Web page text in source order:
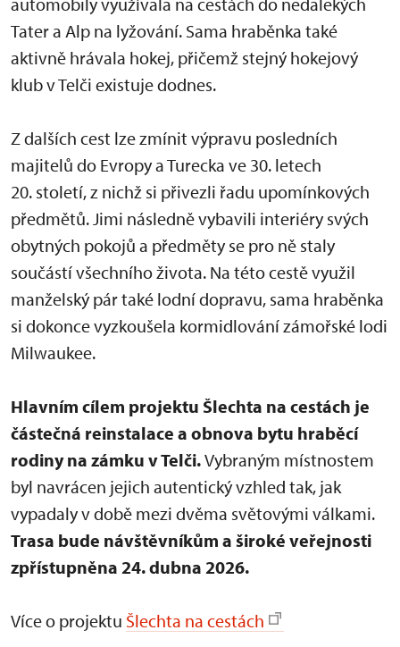
Tater a Alp na lyžování. Sama hraběnka také
aktivně hrávala hokej, přičemž stejný hokejový
klub v Telči existuje dodnes.
Z dalších cest lze zmínit výpravu posledních
majitelů do Evropy a Turecka ve 30. letech
20. století, z nichž si přivezli řadu upomínkových
předmětů. Jimi následně vybavili interiéry svých
obytných pokojů a předměty se pro ně staly
součástí všechního života. Na této cestě využil
manželský pár také lodní dopravu, sama hraběnka
si dokonce vyzkoušela kormidlování zámořské lodi
Milwaukee.
Hlavním cílem projektu Šlechta na cestách je
částečná reinstalace a obnova bytu hraběcí
rodiny na zámku v Telči.Vybraným místnostem
byl navrácen jejich autentický vzhled tak, jak
vypadaly v době mezi dvěma světovými válkami.
Trasa bude návštěvníkům a široké veřejnosti
zpřístupněna 24. dubna 2026.
Více o projektu Šlechta na cestách